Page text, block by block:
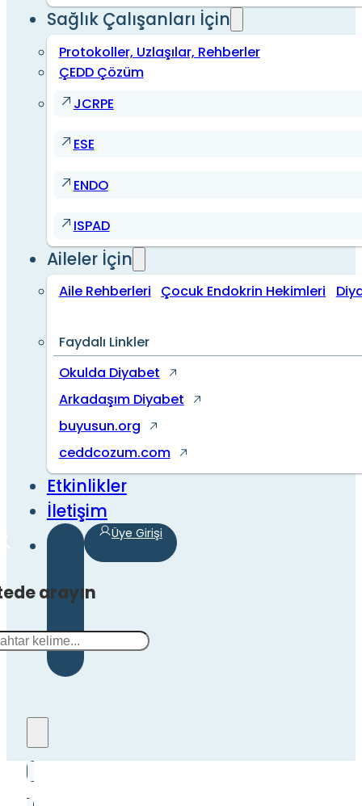
Sağlık Çalışanları İçin
Protokoller, Uzlaşılar, Rehberler
ÇEDD Çözüm
JCRPE
ESE
ENDO
ISPAD
Aileler İçin
Aile Rehberleri Çocuk Endokrin Hekimleri
Faydalı Linkler
Okulda Diyabet
Arkadaşım Diyabet
buyusun.org
ceddcozum.com
Etkinlikler
İletişim
arayın
Üye Girişi